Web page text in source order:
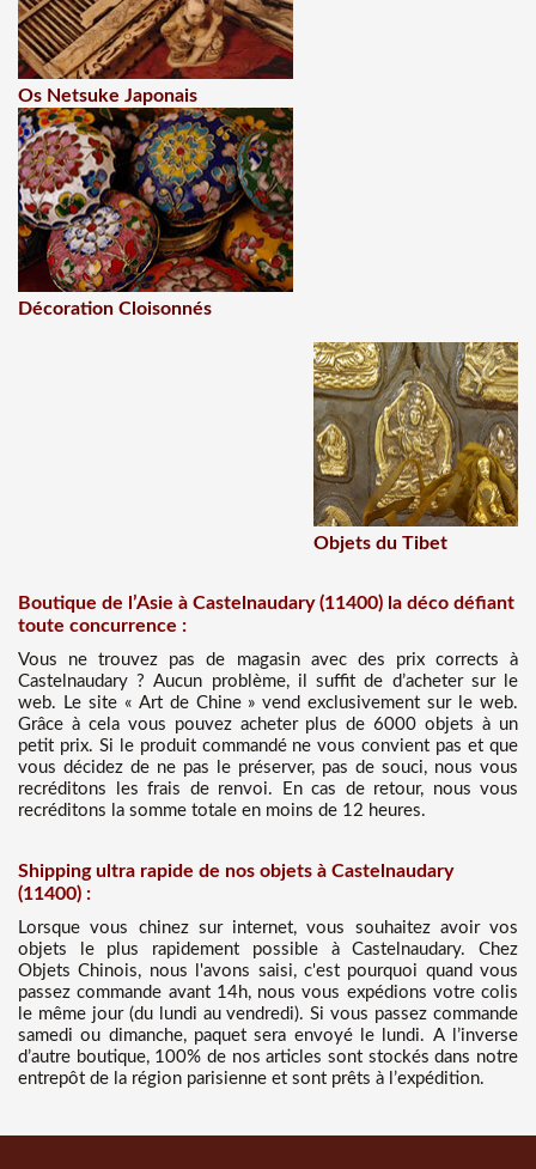
Os Netsuke Japonais
Décoration Cloisonnés
Objets du Tibet
Boutique de l’Asie à Castelnaudary (11400) la déco défiant
toute concurrence :
Vous ne trouvez pas de magasin avec des prix corrects à
Castelnaudary ? Aucun problème, il suffit de d’acheter sur le
web. Le site « Art de Chine » vend exclusivement sur le web.
Grâce à cela vous pouvez acheter plus de 6000 objets à un
petit prix. Si le produit commandé ne vous convient pas et que
vous décidez de ne pas le préserver, pas de souci, nous vous
recréditons les frais de renvoi. En cas de retour, nous vous
recréditons la somme totale en moins de 12 heures.
Shipping ultra rapide de nos objets à Castelnaudary
(11400) :
Lorsque vous chinez sur internet, vous souhaitez avoir vos
objets le plus rapidement possible à Castelnaudary. Chez
Objets Chinois, nous l'avons saisi, c'est pourquoi quand vous
passez commande avant 14h, nous vous expédions votre colis
le même jour (du lundi au vendredi). Si vous passez commande
samedi ou dimanche, paquet sera envoyé le lundi. A l’inverse
d’autre boutique, 100% de nos articles sont stockés dans notre
entrepôt de la région parisienne et sont prêts à l’expédition.